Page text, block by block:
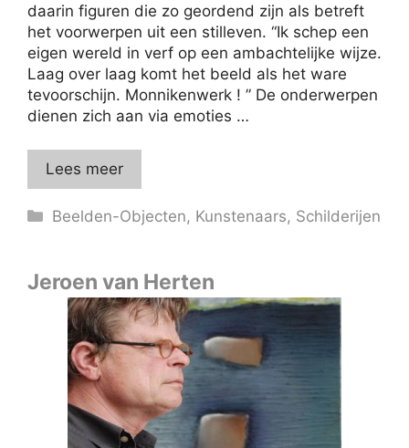
daarin figuren die zo geordend zijn als betreft
het voorwerpen uit een stilleven. “Ik schep een
eigen wereld in verf op een ambachtelijke wijze.
Laag over laag komt het beeld als het ware
tevoorschijn. Monnikenwerk ! ” De onderwerpen
dienen zich aan via emoties …
Lees meer
Categorieën
Beelden-Objecten, Kunstenaars, Schilderijen
Jeroen van Herten